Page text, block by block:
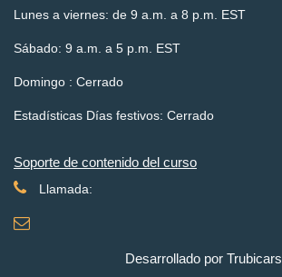
Lunes a viernes: de 9 a.m. a 8 p.m. EST
Sábado: 9 a.m. a 5 p.m. EST
Domingo : Cerrado
Estadísticas Días festivos: Cerrado
Soporte de contenido del curso
Llamada:
Desarrollado por Trubicars